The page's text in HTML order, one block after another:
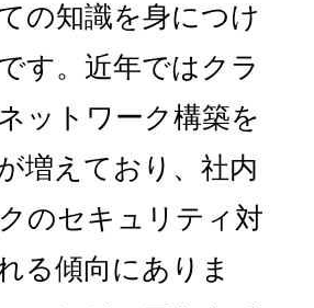
の知識を身につけ
す。近年ではクラ
ットワーク構築を
増えており、社内
のセキュリティ対
る傾向にありま